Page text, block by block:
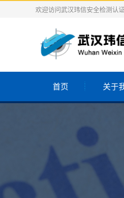
欢迎访问武汉玮信安全检测认
首页 关于